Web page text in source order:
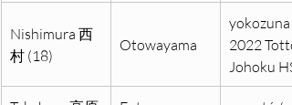
Nishimura 西
村 (18)
Otowayama
yokozuna
2022
Johoku HS